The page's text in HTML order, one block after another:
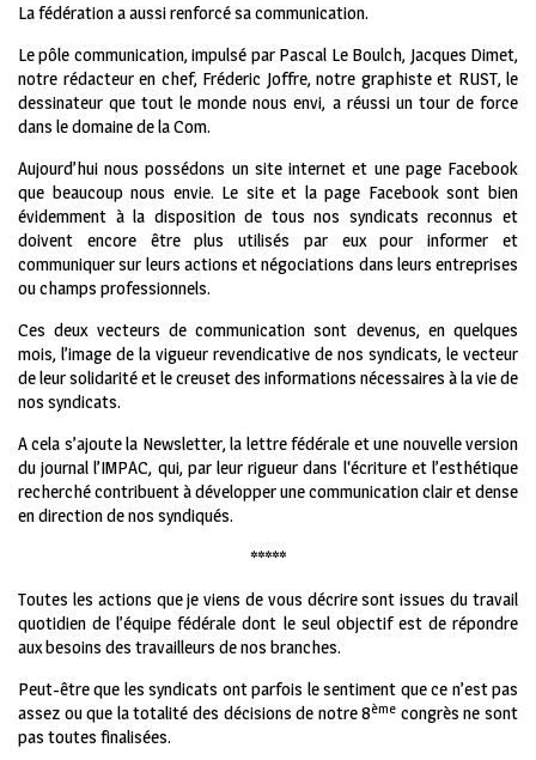
La fédération a aussi renforcé sa communication.
Le pôle communication, impulsé par Pascal Le Boulch, Jacques Dimet,
notre rédacteur en chef, Fréderic Joffre, notre graphiste et RUST, le
dessinateur que tout le monde nous envi, a réussi un tour de force
dans le domaine de la Com.
Aujourd’hui nous possédons un site internet et une page Facebook
que beaucoup nous envie. Le site et la page Facebook sont bien
évidemment à la disposition de tous nos syndicats reconnus et
doivent encore être plus utilisés par eux pour informer et
communiquer sur leurs actions et négociations dans leurs entreprises
ou champs professionnels.
Ces deux vecteurs de communication sont devenus, en quelques
mois, l’image de la vigueur revendicative de nos syndicats, le vecteur
de leur solidarité et le creuset des informations nécessaires à la vie de
nos syndicats.
A cela s’ajoute la Newsletter, la lettre fédérale et une nouvelle version
du journal l’IMPAC, qui, par leur rigueur dans l‘écriture et l’esthétique
recherché contribuent à développer une communication clair et dense
en direction de nos syndiqués.
*****
Toutes les actions que je viens de vous décrire sont issues du travail
quotidien de l’équipe fédérale dont le seul objectif est de répondre
aux besoins des travailleurs de nos branches.
Peut-être que les syndicats ont parfois le sentiment que ce n’est pas
assez ou que la totalité des décisions de notre 8ème congrès ne sont
pas toutes finalisées.